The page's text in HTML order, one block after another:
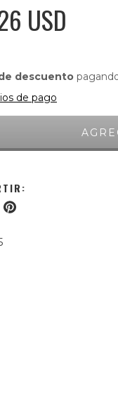
USD
de descuento
de pago